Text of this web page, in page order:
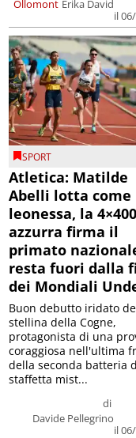
Ollomont Erika David
il
SPORT
Atletica: Matilde
Abelli lotta come
leonessa, la 4×400
azzurra firma il
primato
resta fuori dalla
dei Mondiali
di
Davide Pellegrino
il
Buon debutto iridato
stellina della Cogne,
protagonista di una
coraggiosa nell'ultima
della seconda batteria
staffetta mist...